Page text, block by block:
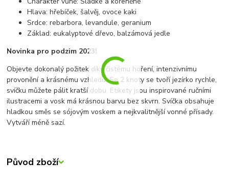
Hlava: hřebíček, šalvěj, ovoce kaki
Srdce: rebarbora, levandule, geranium
Základ: eukalyptové dřevo, balzámová jedle
Novinka pro podzim 2023!
Objevte dokonalý požitek díky čistému hoření, intenzivnímu
provonění a krásnému vzhledu. Se 2 knoty se tvoří jezírko rychle,
svíčku můžete pálit kratší dobu. Etikety jsou inspirované ručními
ilustracemi a vosk má krásnou barvu bez skvrn. Svíčka obsahuje
hladkou směs se sójovým voskem a nejkvalitnější vonné přísady.
Vytváří méně sazí.
Původ zboží